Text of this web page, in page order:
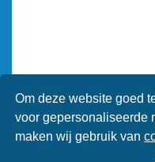
Om deze website goed
voor gepersonaliseerde
maken wij gebruik van